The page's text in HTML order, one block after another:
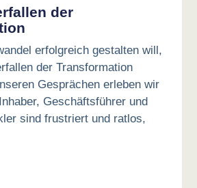
der
erfolgreich gestalten will,
der Transformation
Gesprächen erleben wir
Geschäftsführer und
sind frustriert und ratlos,